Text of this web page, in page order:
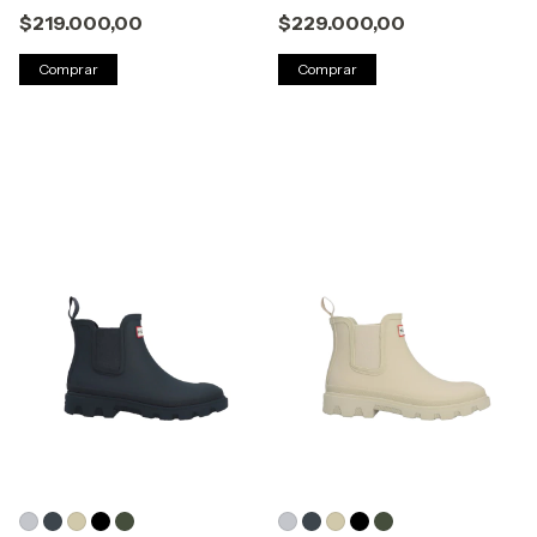
$219.000,00
Comprar
$229.000,00
Comprar